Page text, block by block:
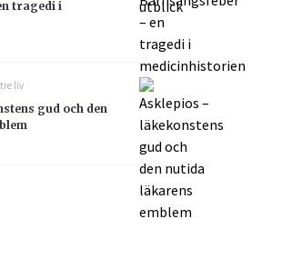
tragedi i
liv
gud och den